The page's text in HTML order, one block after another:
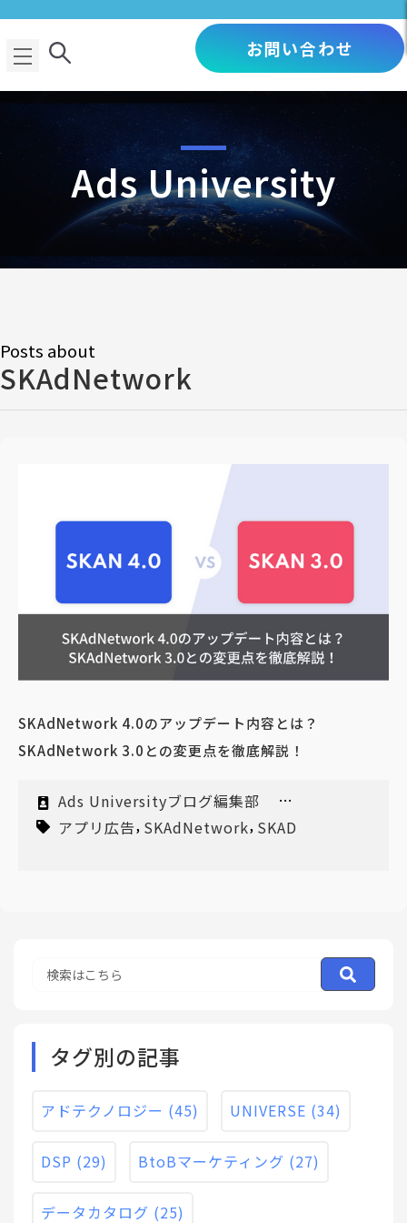
お問い合わせ
Ads University
Posts about
SKAdNetwork
SKAdNetwork 4.0のアップデート内容とは？
SKAdNetwork 3.0との変更点を徹底解説！
Ads Universityブログ編集部
2022/12/23
アプリ広告, SKAdNetwork, SKAD
タグ別の記事
アドテクノロジー (45) UNIVERSE (34)
DSP (29) BtoBマーケティング (27)
データカタログ (25)